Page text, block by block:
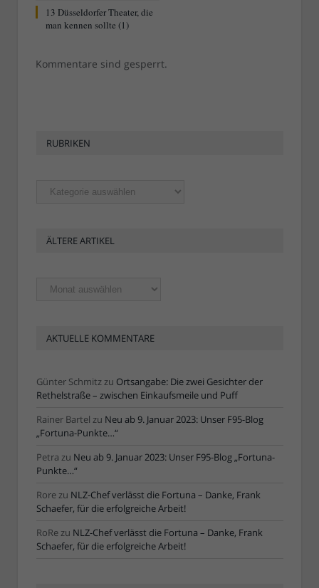
13 Düsseldorfer Theater, die
man kennen sollte (1)
Kommentare sind gesperrt.
RUBRIKEN
Rubriken
ÄLTERE ARTIKEL
Ältere
Artikel
AKTUELLE KOMMENTARE
Günter Schmitzzu Ortsangabe: Die zwei Gesichter der
Rethelstraße – zwischen Einkaufsmeile und Puff
Rainer Bartel zu Neu ab 9. Januar 2023: Unser F95-Blog
„Fortuna-Punkte…“
Petra zu Neu ab 9. Januar 2023: Unser F95-Blog „Fortuna-
Punkte…“
Rorezu NLZ-Chef verlässt die Fortuna – Danke, Frank
Schaefer, für die erfolgreiche Arbeit!
RoRezu NLZ-Chef verlässt die Fortuna – Danke, Frank
Schaefer, für die erfolgreiche Arbeit!